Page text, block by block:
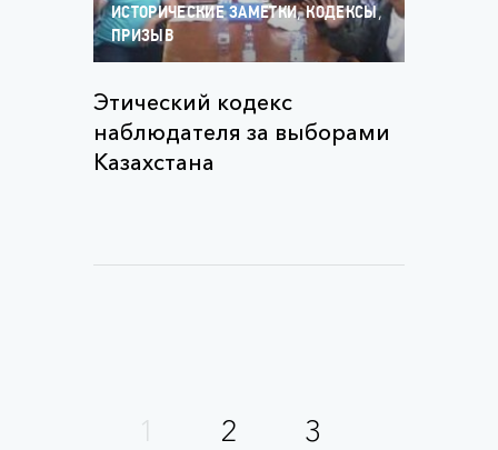
ИСТОРИЧЕСКИЕ ЗАМЕТКИ,КОДЕКСЫ,
ПРИЗЫВ
Этический кодекс
наблюдателя за выборами
Казахстана
1 2
3